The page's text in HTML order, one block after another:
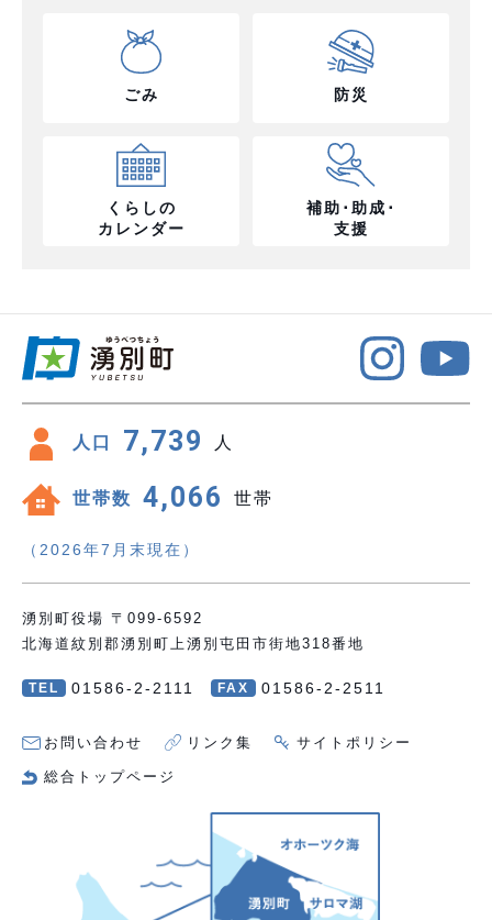
ごみ 防災
くらしの
カレンダー
補助･助成･
支援
人口 7,739 人
世帯数 4,066 世帯
（2026年7月末現在）
湧別町役場 〒099-6592
北海道紋別郡湧別町上湧別屯田市街地318番地
TEL 01586-2-2111 FAX 01586-2-2511
お問い合わせ リンク集 サイトポリシー
総合トップページ